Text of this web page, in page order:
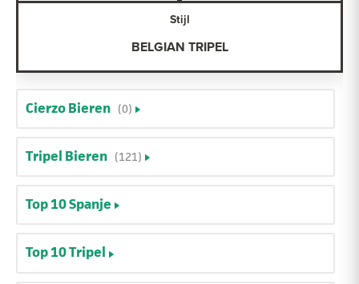
Stijl
BELGIAN TRIPEL
Cierzo Bieren (0)
Tripel Bieren (121)
Top 10 Spanje
Top 10 Tripel